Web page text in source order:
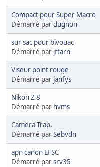
Compact pour Super Macro
Démarré pardugnon
sur sac pour bivouac
Démarré par jftarn
Viseur point rouge
Démarré par janfys
Nikon Z 8
Démarré par hvms
Camera Trap.
Démarré parSebvdn
apn canon EFSC
Démarré parsrv35